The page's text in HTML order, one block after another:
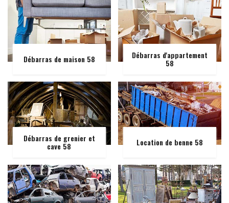
Débarras de maison 58 Débarras d'appartement
58
Débarras de grenier et
cave 58 Location de benne 58